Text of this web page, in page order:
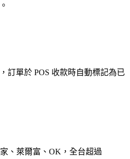
訂單於 POS 收款時自動標記為已
、萊爾富、OK，全台超過